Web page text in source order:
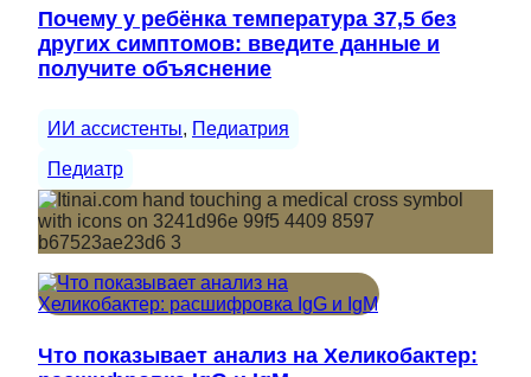
Почему у ребёнка температура 37,5 без
других симптомов: введите данные и
получите объяснение
ИИ ассистенты, Педиатрия
Педиатр
Что показывает анализ на Хеликобактер: